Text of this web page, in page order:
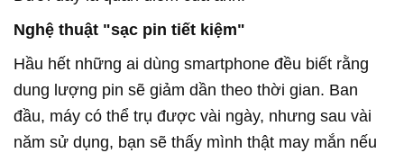
Nghệ thuật "sạc pin tiết kiệm"
Hầu hết những ai dùng smartphone đều biết rằng
dung lượng pin sẽ giảm dần theo thời gian. Ban
đầu, máy có thể trụ được vài ngày, nhưng sau vài
năm sử dụng, bạn sẽ thấy mình thật may mắn nếu